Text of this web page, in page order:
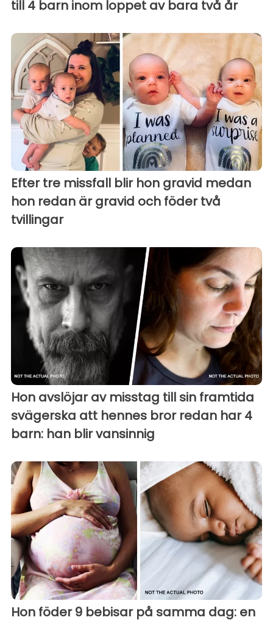
till 4 barn inom loppet av bara två år
Efter tre missfall blir hon gravid medan
hon redan är gravid och föder två
tvillingar
Hon avslöjar av misstag till sin framtida
svägerska att hennes bror redan har 4
barn: han blir vansinnig
Hon föder 9 bebisar på samma dag: en